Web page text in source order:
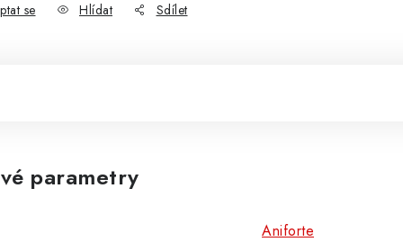
se Hlídat Sdílet
parametry
Aniforte